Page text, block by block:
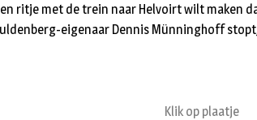
ritje met de trein naar Helvoirt wilt maken
eigenaar Dennis Münninghoff
Klik op plaatje